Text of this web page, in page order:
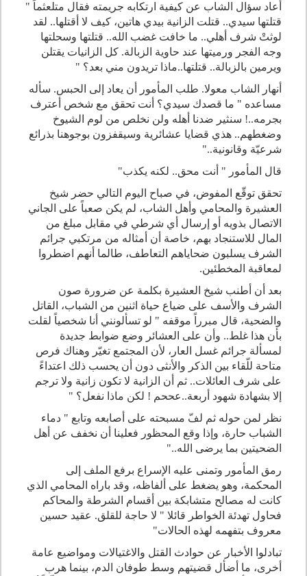
أعاد سؤال الشاب عن كيفية ارتكابه جريمته فقال متلعثماً "
قتلتها سيدي.. قتلت الزانية بيدي هاتين، كيف لا أقتلها.. لقد
لوثتْ شرف أهلي.. ما خافت غضب الله.. قتلتها وسحلتها
وجه الفجر ورميتها عند حاوية الزبالة. كل الزانيات يقتلن
ويرمين بالزبالة.. قتلتها..ماذا تريدون مني بعد؟ "
أنهار الشاب معولا. طلب المأمور أن يعاد إلى الحبس. سأله
مساعده " ما قصدك سيدي؟ أنت تحقق مع شخص أعترف
بجرمه..! سنثير ضدنا أهله ولن نخلص من لوم الشيوخ
وضغطهم.. هذي قضايا عشائرية وسيقفزون بوجوهنا بذرائع
شرعيّة وقانونية..
"
قال المأمور " أنت محق.. لكنه يكذب"
تحقق توقّع المفوض، في صباح اليوم التالي حضر شيخ
العشيرة والمحامي وأهل الشاب، لم يكن صعباً على الجاني
الاتصال بذويه أو إرسال أي شرطي في مقابل مبلغ من
المال للاستنجاد بهم، خاصة أن أمثاله من مرتكبي جرائم
الشرف يسلبون ضحاياهم التعاطف، طالما أنهم اضطروا
لمعاقبة المخطئين.
بعد أن أطنب شيخ العشيرة بكلمة عن ضرورة صون
الشرف والأسف على ضياع حياة اثنين من الشباب، القاتل
والضحية، قال مبرراً موقفه " لو تسألونني أنا شخصياً لقلت
بأن هذا غلط.. وأن على العشائر وضع ضوابط جديدة
لمسألة جرائم غسل العار، لأن المجتمع تغيّر وهناك فرص
متاحة للّقاء بين الذكر والأنثى دون أن يحسب ذلك اعتداءً
على شرف العائلات.. ثم أن الزانية لا تكون زانية ولا ترجم
إلا بشهادة شهود أربعة..عححم ! لكن ماذا نفعل؟ "
نظر لمن حوله ثم لفّ مسبحته على أصابعه وتابع " دماء
الشباب حارة، وإذا وقع المحظور فعلينا أن نخفف عن أهل
الضحيتين بما يرضى الله.."
رمق المأمور وتمنى عليه الإسراع برفع الملف إلى
المحكمة، وهو يضغط على ألفاظه، وقد باراه المحامي الذي
كانت له مصالح متشابكة بين أقسام الشرطة والمحاكم
فحاول تهدئة الخواطر قائلا " لا حاجة للقلق. عقيد حسين
معروف بتفهمه لهذه الحالات"
تبادلوا الأخبار عن حوادث القتل والاغتيالات ومواضيع عامة
أخرى، ما أضأل قضيتهم وسط طوفان الدم، بينما هرب